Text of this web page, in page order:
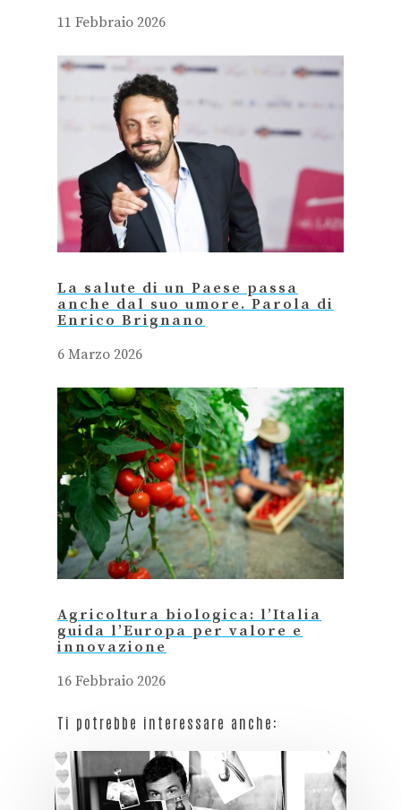
11 Febbraio 2026
La salute di un Paese passa
anche dal suo umore. Parola di
Enrico Brignano
6 Marzo 2026
Agricoltura biologica: l’Italia
guida l’Europa per valore e
innovazione
16 Febbraio 2026
Ti potrebbe interessare anche: